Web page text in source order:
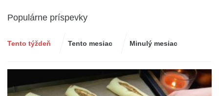
Populárne príspevky
Tento týždeň Tento mesiac Minulý mesiac